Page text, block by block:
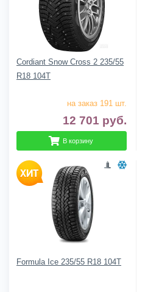
Cordiant Snow Cross 2 235/55
R18 104T
на заказ 191 шт.
12 701 руб.
В корзину
Formula Ice 235/55 R18 104T